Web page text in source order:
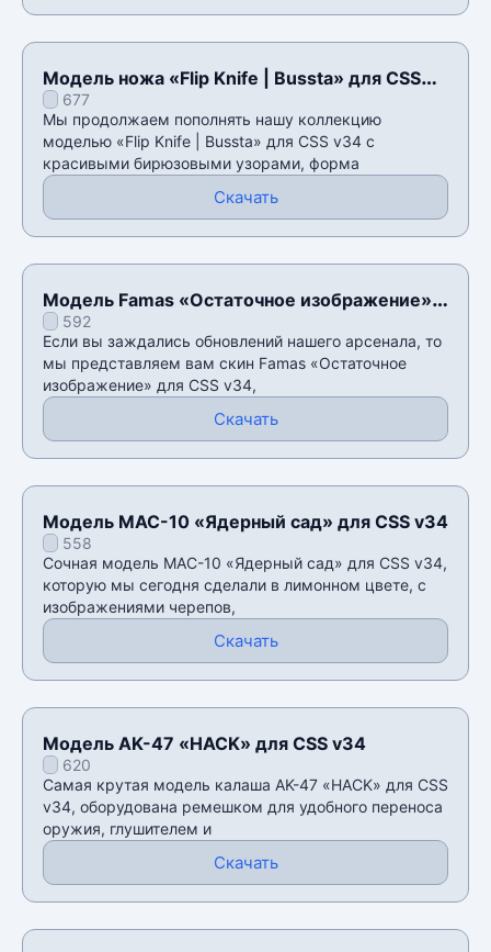
Модель ножа «Flip Knife | Bussta» для CSS
v34677
Мы продолжаем пополнять нашу коллекцию
моделью «Flip Knife | Bussta» для CSS v34 с
красивыми бирюзовыми узорами, форма
Скачать
Модель Famas «Остаточное изображение»
для CSS v34
592
Если вы заждались обновлений нашего арсенала, то
мы представляем вам скин Famas «Остаточное
изображение» для CSS v34,
Скачать
Модель MAC-10 «Ядерный сад» для CSS v34
558
Сочная модель MAC-10 «Ядерный сад» для CSS v34,
которую мы сегодня сделали в лимонном цвете, с
изображениями черепов,
Скачать
Модель AK-47 «HACK» для CSS v34
620
Самая крутая модель калаша AK-47 «HACK» для CSS
v34, оборудована ремешком для удобного переноса
оружия, глушителем и
Скачать